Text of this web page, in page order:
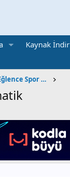
Kaynak İndir
Sosyal Kültürel Haber Sağlık Eğlence Spor Otomobil